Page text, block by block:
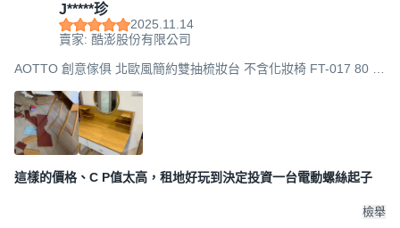
J*****珍
2025.11.14
賣家: 酷澎股份有限公司
AOTTO 創意傢俱 北歐風簡約雙抽梳妝台 不含化妝椅 FT-017 80 x
這樣的價格、C P值太高，租地好玩到決定投資一台電動螺絲起子
檢舉